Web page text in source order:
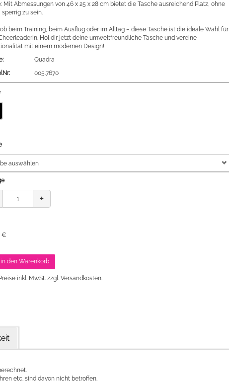
Mit Abmessungen von 46 x 25 x 28 cm bietet die Tasche ausreichend Platz, ohne
sperrig zu sein.
ob beim Training, beim Ausflug oder im Alltag – diese Tasche ist die ideale Wahl für
Hol dir jetzt deine umweltfreundliche Tasche und vereine
mit einem modernen Design!
Quadra
005.7670
+
€
in den Warenkorb
inkl. MwSt. zzgl. Versandkosten.
etc. sind davon nicht betroffen.